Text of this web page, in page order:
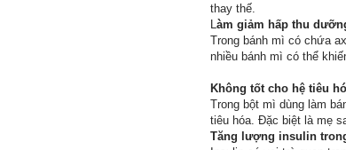
thay thế.
Làm giảm hấp thu
Trong bánh mì có chứa
nhiều bánh mì có thể
Không tốt cho hệ tiêu
Trong bột mì dùng làm
tiêu hóa. Đặc biệt là mẹ
Tăng lượng insulin